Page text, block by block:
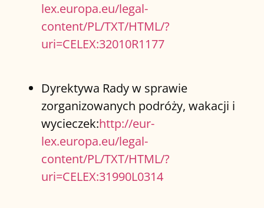
lex.europa.eu/legal-
content/PL/TXT/HTML/?
uri=CELEX:32010R1177
Dyrektywa Rady w sprawie
zorganizowanych podróży, wakacji i
wycieczek:http://eur-
lex.europa.eu/legal-
content/PL/TXT/HTML/?
uri=CELEX:31990L0314